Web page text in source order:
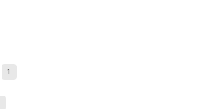
1